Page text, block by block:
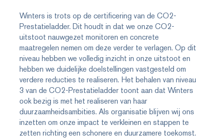
Winters is trots op de certificering van de CO2-
Prestatieladder. Dit houdt in dat we onze CO2-
uitstoot nauwgezet monitoren en concrete
maatregelen nemen om deze verder te verlagen. Op dit
niveau hebben we volledig inzicht in onze uitstoot en
hebben we duidelijke doelstellingen vastgesteld om
verdere reducties te realiseren. Het behalen van niveau
3 van de CO2-Prestatieladder toont aan dat Winters
ook bezig is met het realiseren van haar
duurzaamheidsambities. Als organisatie blijven wij ons
inzetten om onze impact te verkleinen en stappen te
zetten richting een schonere en duurzamere toekomst.